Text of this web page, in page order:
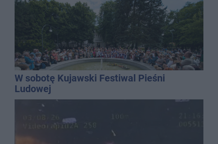
W sobotę Kujawski Festiwal Pieśni
Ludowej